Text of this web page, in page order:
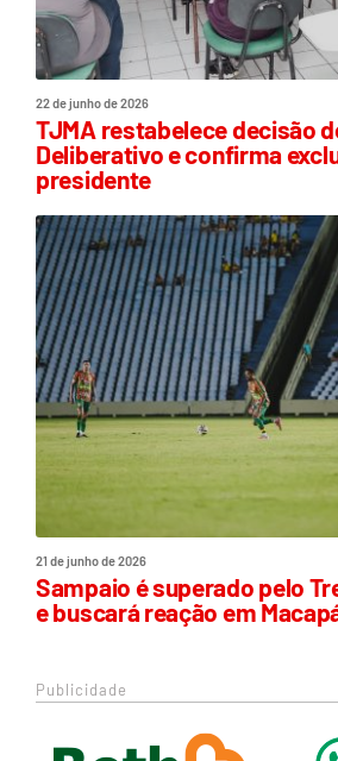
22 de junho de 2026
TJMA restabelece decisão
Deliberativo e confirma
presidente
21 de junho de 2026
Sampaio é superado pelo
e buscará reação em
Publicidade